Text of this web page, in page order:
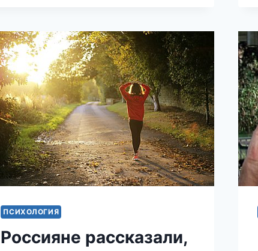
ПСИХОЛОГИЯ
Россияне рассказали,